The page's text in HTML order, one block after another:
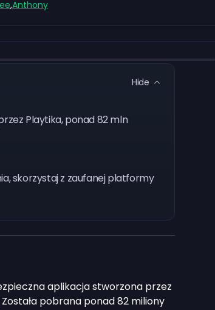
,Anthony
Hide
Playtika, ponad 82 mln
skorzystaj z zaufanej platformy
aplikacja stworzona przez
pobrana ponad 82 miliony